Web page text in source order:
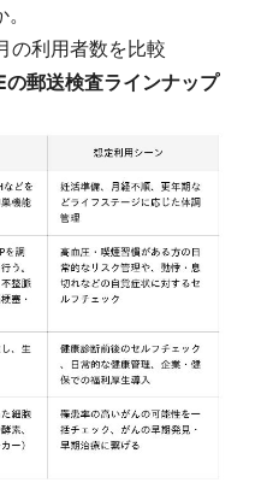
の利用者数を比較
郵送検査ラインナップ